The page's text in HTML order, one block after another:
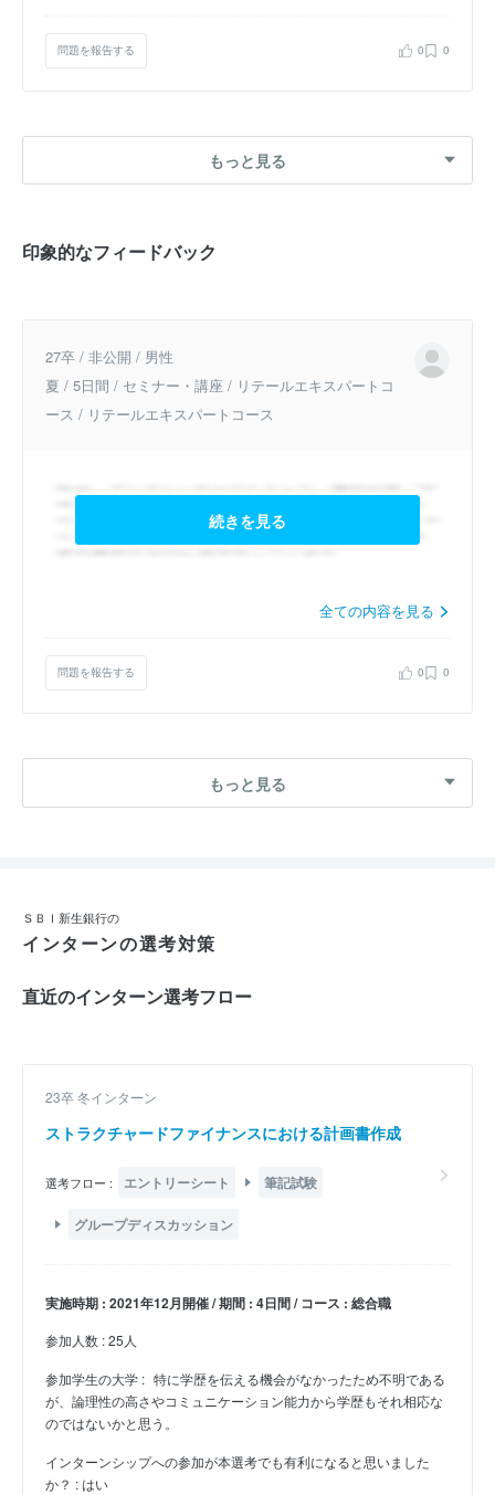
問題を報告する 0 0
もっと見る
印象的なフィードバック
27卒 / 非公開 / 男性
夏 / 5日間 / セミナー・講座 / リテールエキスパートコ
ース / リテールエキスパートコース
続きを見る
全ての内容を見る
問題を報告する 0 0
もっと見る
ＳＢＩ新生銀行の
インターンの選考対策
直近のインターン選考フロー
23卒 冬インターン
ストラクチャードファイナンスにおける計画書作成
選考フロー : エントリーシート 筆記試験
グループディスカッション
実施時期 : 2021年12月開催 / 期間 : 4日間 / コース : 総合職
参加人数 : 25人
参加学生の大学 : 特に学歴を伝える機会がなかったため不明である
が、論理性の高さやコミュニケーション能力から学歴もそれ相応な
のではないかと思う。
インターンシップへの参加が本選考でも有利になると思いました
か？ : はい